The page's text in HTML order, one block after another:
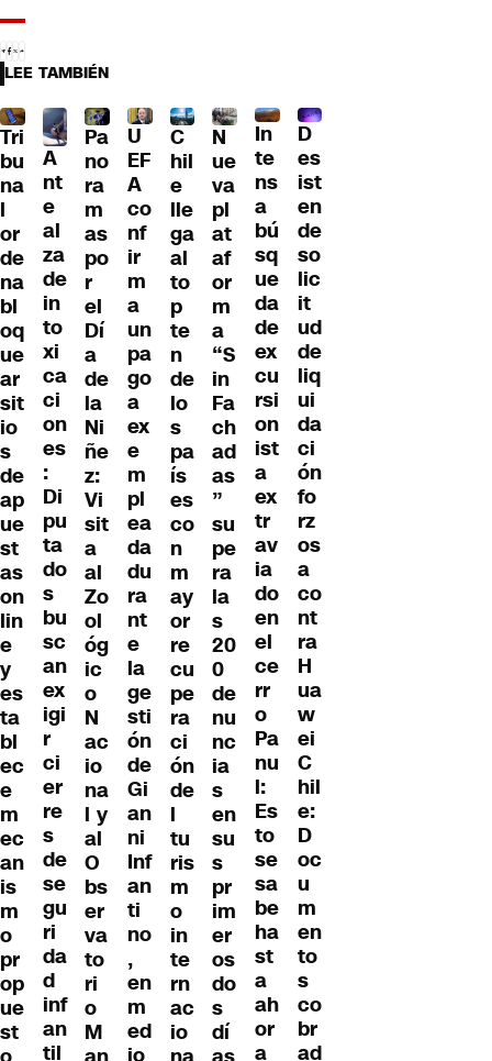
LEE TAMBIÉN
Tri
bu
na
l
or
de
na
bl
oq
ue
ar
sit
io
s
de
ap
ue
st
as
on
lin
e
y
es
ta
bl
ec
e
m
ec
an
is
m
o
pr
op
ue
st
A
nt
e
al
za
de
in
to
xi
ca
ci
on
es
:
Di
pu
ta
do
s
bu
sc
an
ex
igi
r
ci
er
re
s
de
se
gu
ri
da
d
inf
an
til
Pa
no
ra
m
as
po
r
el
Dí
a
de
la
Ni
ñe
z:
Vi
sit
a
al
Zo
ol
óg
ic
o
N
ac
io
na
l y
al
O
bs
er
va
to
ri
o
M
U
EF
A
co
nf
ir
m
a
un
pa
go
a
ex
e
m
pl
ea
da
du
ra
nt
e
la
ge
sti
ón
de
Gi
an
ni
Inf
an
ti
no
,
en
m
ed
io
C
hil
e
lle
ga
al
to
p
te
n
de
lo
s
pa
ís
es
co
n
m
ay
or
re
cu
pe
ra
ci
ón
de
l
tu
ris
m
o
in
te
rn
ac
io
N
ue
va
pl
at
af
or
m
a
“S
in
Fa
ch
ad
as
”
su
pe
ra
la
s
20
0
de
nu
nc
ia
s
en
su
s
pr
im
er
os
do
s
dí
In
te
ns
a
bú
sq
ue
da
de
ex
cu
rsi
on
ist
a
ex
tr
av
ia
do
en
el
ce
rr
o
Pa
nu
l:
Es
to
se
sa
be
ha
st
a
ah
or
a
D
es
ist
en
de
so
lic
it
ud
de
liq
ui
da
ci
ón
fo
rz
os
a
co
nt
ra
H
ua
w
ei
C
hil
e:
D
oc
u
m
en
to
s
co
br
ad